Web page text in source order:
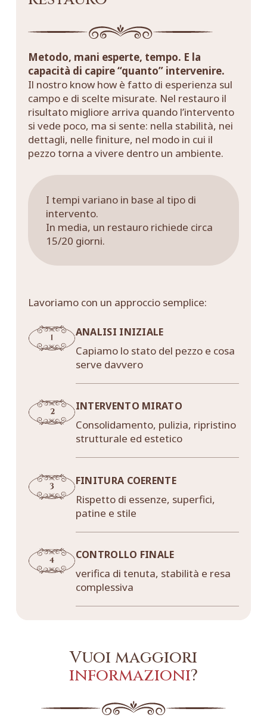
Metodo, mani esperte, tempo. E la
capacità di capire “quanto” intervenire.
Il nostro know how è fatto di esperienza sul
campo e di scelte misurate. Nel restauro il
risultato migliore arriva quando l’intervento
si vede poco, ma si sente: nella stabilità, nei
dettagli, nelle finiture, nel modo in cui il
pezzo torna a vivere dentro un ambiente.
I tempi variano in base al tipo di
intervento.
In media, un restauro richiede circa
15/20 giorni.
Lavoriamo con un approccio semplice:
ANALISI INIZIALE
Capiamo lo stato del pezzo e cosa
serve davvero
INTERVENTO MIRATO
Consolidamento, pulizia, ripristino
strutturale ed estetico
FINITURA COERENTE
Rispetto di essenze, superfici,
patine e stile
CONTROLLO FINALE
verifica di tenuta, stabilità e resa
complessiva
Vuoi maggiori
informazioni?